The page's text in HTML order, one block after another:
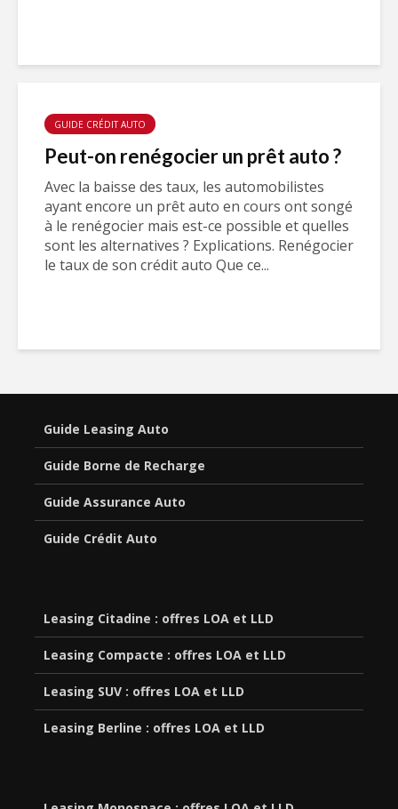
GUIDE CRÉDIT AUTO
Peut-on renégocier un prêt auto ?
Avec la baisse des taux, les automobilistes
ayant encore un prêt auto en cours ont songé
à le renégocier mais est-ce possible et quelles
sont les alternatives ? Explications. Renégocier
le taux de son crédit auto Que ce...
Guide Leasing Auto
Guide Borne de Recharge
Guide Assurance Auto
Guide Crédit Auto
Leasing Citadine : offres LOA et LLD
Leasing Compacte : offres LOA et LLD
Leasing SUV : offres LOA et LLD
Leasing Berline : offres LOA et LLD